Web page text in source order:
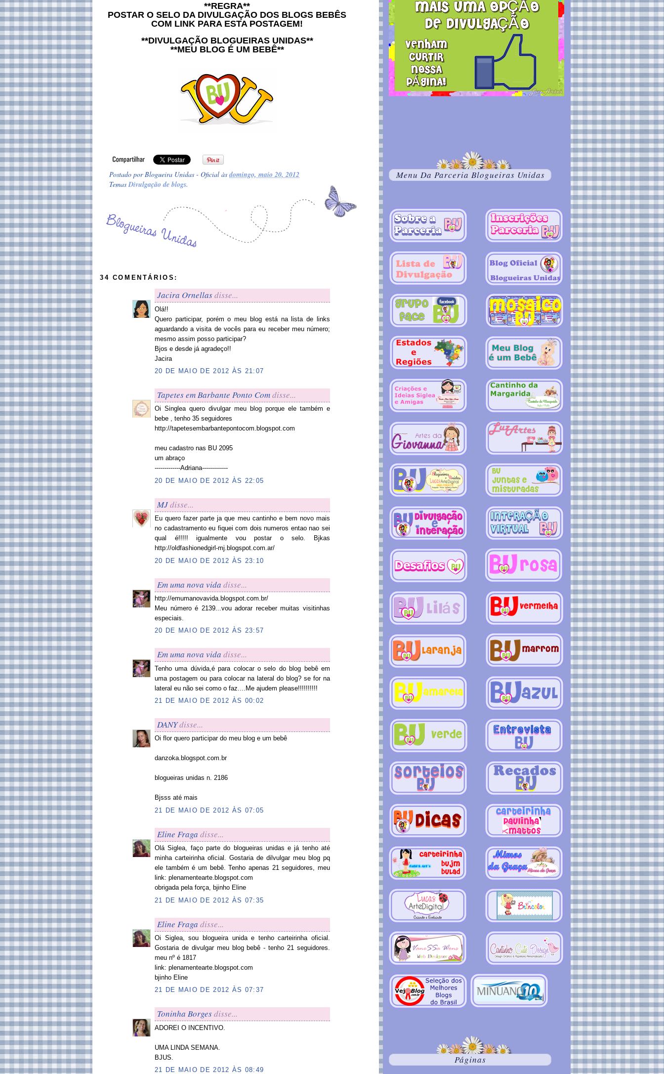
**REGRA**
POSTAR O SELO DA DIVULGAÇÃO DOS BLOGS BEBÊS
COM LINK PARA ESTA POSTAGEM!
**DIVULGAÇÃO BLOGUEIRAS UNIDAS**
**MEU BLOG É UM BEBÊ**
Postado porBlogueira Unidas - Oficial àsdomingo, maio 20, 2012
TemasDivulgação de blogs.
34 COMENTÁRIOS:
Jacira Ornellasdisse...
Olá!!
Quero participar, porém o meu blog está na lista de links
aguardando a visita de vocês para eu receber meu número;
mesmo assim posso participar?
Bjos e desde já agradeço!!
Jacira
20 DE MAIO DE 2012 ÀS 21:07
Tapetes em Barbante Ponto Comdisse...
Oi Singlea quero divulgar meu blog porque ele também e
bebe , tenho 35 seguidores
http://tapetesembarbantepontocom.blogspot.com
meu cadastro nas BU 2095
um abraço
-------------Adriana-------------
20 DE MAIO DE 2012 ÀS 22:05
MJdisse...
Eu quero fazer parte ja que meu cantinho e bem novo mais
no cadastramento eu fiquei com dois numeros entao nao sei
qual é!!!!! igualmente vou postar o selo. Bjkas
http://oldfashionedgirl-mj.blogspot.com.ar/
20 DE MAIO DE 2012 ÀS 23:10
Em uma nova vida disse...
http://emumanovavida.blogspot.com.br/
Meu número é 2139...vou adorar receber muitas visitinhas
especiais.
20 DE MAIO DE 2012 ÀS 23:57
Em uma nova vida disse...
Tenho uma dúvida,é para colocar o selo do blog bebê em
uma postagem ou para colocar na lateral do blog? se for na
lateral eu não sei como o faz....Me ajudem please!!!!!!!!!!
21 DE MAIO DE 2012 ÀS 00:02
DANYdisse...
Oi flor quero participar do meu blog e um bebê
danzoka.blogspot.com.br
blogueiras unidas n. 2186
Bjsss até mais
21 DE MAIO DE 2012 ÀS 07:05
Eline Fraga disse...
Olá Siglea, faço parte do blogueiras unidas e já tenho até
minha carteirinha oficial. Gostaria de dilvulgar meu blog pq
ele também é um bebê. Tenho apenas 21 seguidores, meu
link: plenamentearte.blogspot.com
obrigada pela força, bjinho Eline
21 DE MAIO DE 2012 ÀS 07:35
Eline Fraga disse...
Oi Siglea, sou blogueira unida e tenho carteirinha oficial.
Gostaria de divulgar meu blog bebê - tenho 21 seguidores.
meu nº é 1817
link: plenamentearte.blogspot.com
bjinho Eline
21 DE MAIO DE 2012 ÀS 07:37
Toninha Borgesdisse...
ADOREI O INCENTIVO.
UMA LINDA SEMANA.
BJUS.
21 DE MAIO DE 2012 ÀS 08:49
Menu Da Parceria Blogueiras Unidas
Páginas